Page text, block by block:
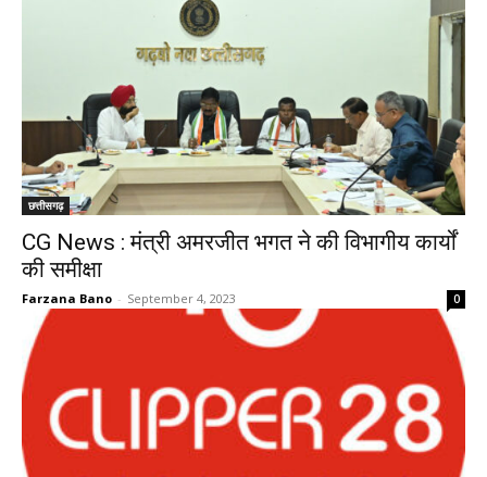
छत्तीसगढ़
CG News : मंत्री अमरजीत भगत ने की विभागीय कार्यों
की समीक्षा
Farzana Bano - September 4, 2023 0